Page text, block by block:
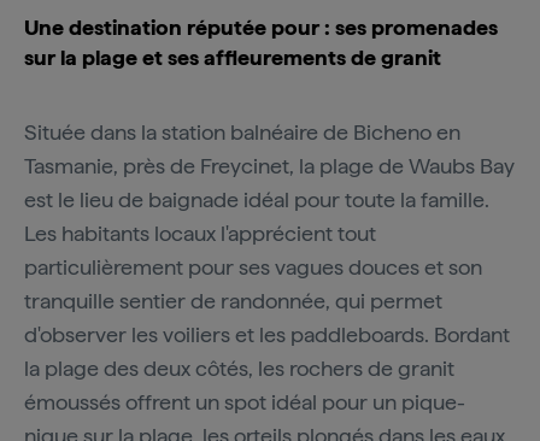
Une destination réputée pour : ses promenades
sur la plage et ses affleurements de granit
Située dans la station balnéaire de Bicheno en
Tasmanie, près de Freycinet, la plage de Waubs Bay
est le lieu de baignade idéal pour toute la famille.
Les habitants locaux l'apprécient tout
particulièrement pour ses vagues douces et son
tranquille sentier de randonnée, qui permet
d'observer les voiliers et les paddleboards. Bordant
la plage des deux côtés, les rochers de granit
émoussés offrent un spot idéal pour un pique-
nique sur la plage, les orteils plongés dans les eaux